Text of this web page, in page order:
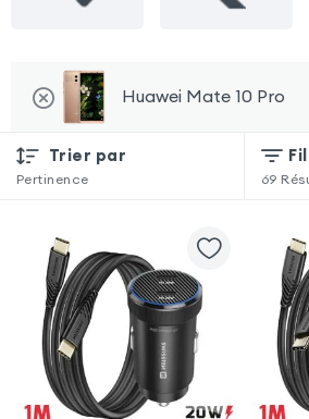
Huawei Mate 10 Pro
Trier par
Pertinence 69